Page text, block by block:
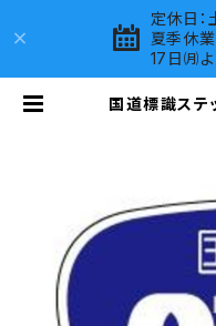
定休日：
夏季休
17日㈪
国道標識ス